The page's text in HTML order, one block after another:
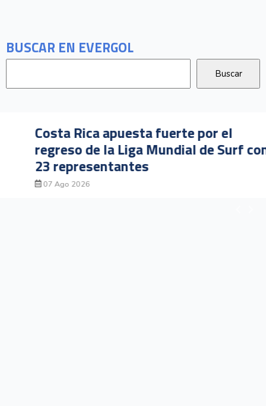
BUSCAR EN EVERGOL
Costa Rica apuesta fuerte por el
regreso de la Liga Mundial de Surf con
23 representantes
07 Ago 2026